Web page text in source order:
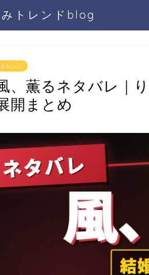
トレンドblog
トレンド
、薫るネタバレ｜
開まとめ